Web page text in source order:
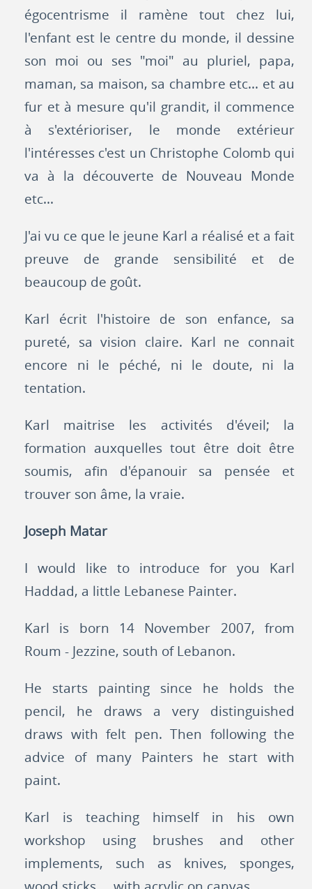
égocentrisme il ramène tout chez lui,
l'enfant est le centre du monde, il dessine
son moi ou ses "moi" au pluriel, papa,
maman, sa maison, sa chambre etc... et au
fur et à mesure qu'il grandit, il commence
à s'extérioriser, le monde extérieur
l'intéresses c'est un Christophe Colomb qui
va à la découverte de Nouveau Monde
etc...
J'ai vu ce que le jeune Karl a réalisé et a fait
preuve de grande sensibilité et de
beaucoup de goût.
Karl écrit l'histoire de son enfance, sa
pureté, sa vision claire. Karl ne connait
encore ni le péché, ni le doute, ni la
tentation.
Karl maitrise les activités d'éveil; la
formation auxquelles tout être doit être
soumis, afin d'épanouir sa pensée et
trouver son âme, la vraie.
Joseph Matar
I would like to introduce for you Karl
Haddad, a little Lebanese Painter.
Karl is born 14 November 2007, from
Roum - Jezzine, south of Lebanon.
He starts painting since he holds the
pencil, he draws a very distinguished
draws with felt pen. Then following the
advice of many Painters he start with
paint.
Karl is teaching himself in his own
workshop using brushes and other
implements, such as knives, sponges,